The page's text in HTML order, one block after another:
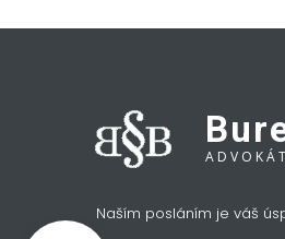
Naším posláním je váš